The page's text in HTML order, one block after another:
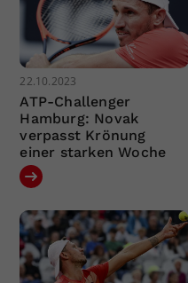
22.10.2023
ATP-Challenger
Hamburg: Novak
verpasst Krönung
einer starken Woche